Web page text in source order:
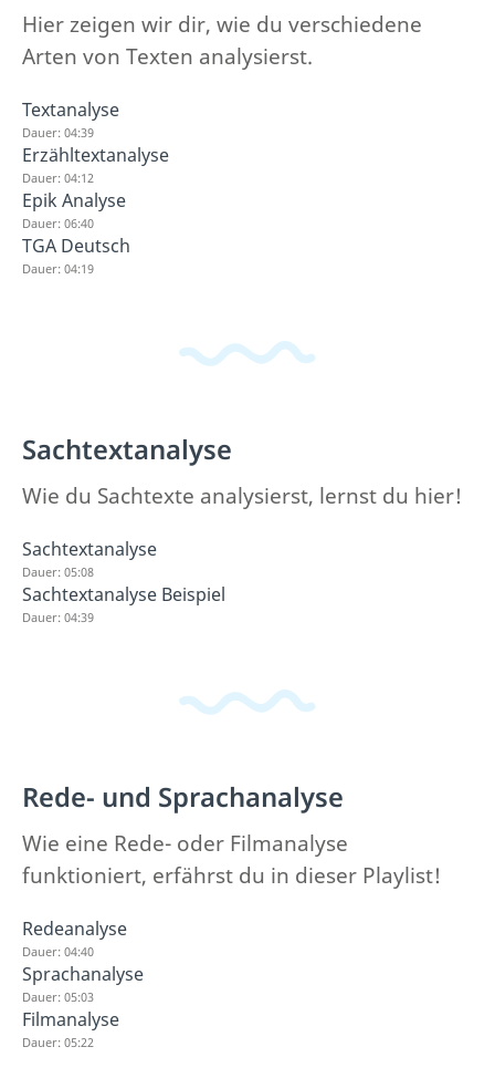
Hier zeigen wir dir, wie du verschiedene
Arten von Texten analysierst.
Textanalyse
Dauer: 04:39
Erzähltextanalyse
Dauer: 04:12
Epik Analyse
Dauer: 06:40
TGA Deutsch
Dauer: 04:19
Sachtextanalyse
Wie du Sachtexte analysierst, lernst du hier!
Sachtextanalyse
Dauer: 05:08
Sachtextanalyse Beispiel
Dauer: 04:39
Rede- und Sprachanalyse
Wie eine Rede- oder Filmanalyse
funktioniert, erfährst du in dieser Playlist!
Redeanalyse
Dauer: 04:40
Sprachanalyse
Dauer: 05:03
Filmanalyse
Dauer: 05:22